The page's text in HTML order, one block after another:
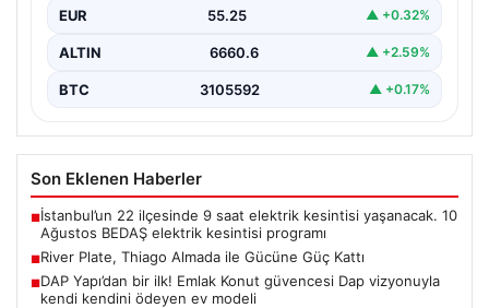
EUR 55.25 ▲ +0.32%
ALTIN 6660.6 ▲ +2.59%
BTC 3105592 ▲ +0.17%
Son Eklenen Haberler
■İstanbul’un 22 ilçesinde 9 saat elektrik kesintisi yaşanacak. 10
Ağustos BEDAŞ elektrik kesintisi programı
■River Plate, Thiago Almada ile Gücüne Güç Kattı
■DAP Yapı’dan bir ilk! Emlak Konut güvencesi Dap vizyonuyla
kendi kendini ödeyen ev modeli